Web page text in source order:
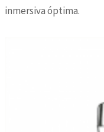
inmersiva óptima.